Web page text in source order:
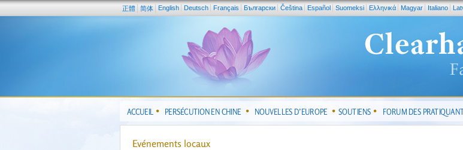
正體 简体 English Deutsch Français Български Čeština Español Suomeksi Ελληνικά Magyar Italiano
ACCUEIL PERSÉCUTION EN CHINE NOUVELLES D’EUROPE SOUTIENS FORUM DES
Evénements locaux